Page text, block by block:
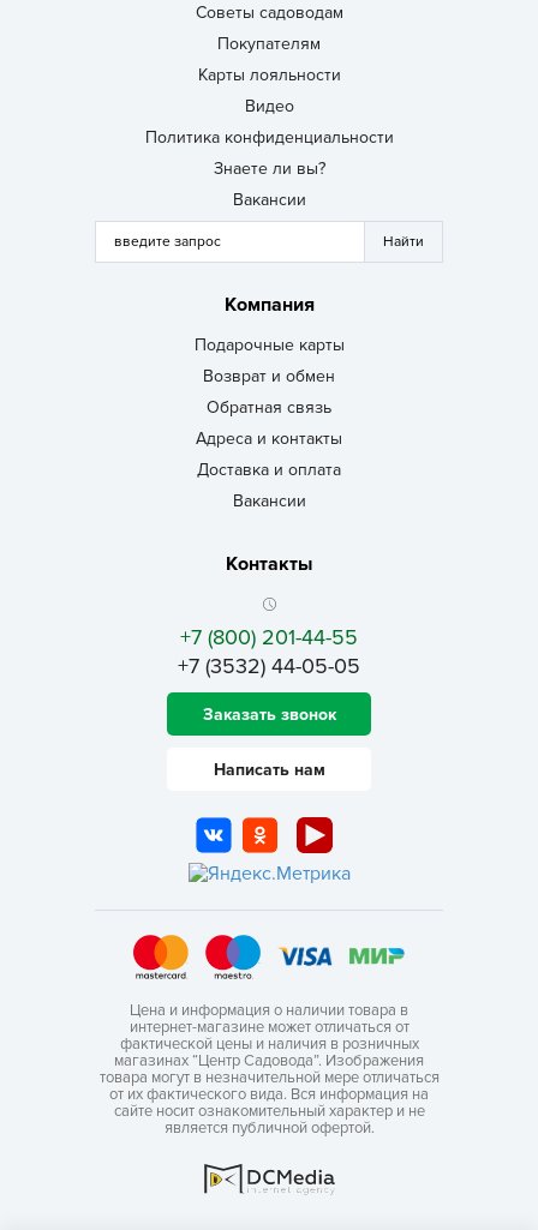
Советы садоводам
Покупателям
Карты лояльности
Видео
Политика конфиденциальности
Знаете ли вы?
Вакансии
Компания
Подарочные карты
Возврат и обмен
Обратная связь
Адреса и контакты
Доставка и оплата
Вакансии
Контакты
+7 (800) 201-44-55
+7 (3532) 44-05-05
Заказать звонок
Написать нам
Цена и информация о наличии товара в
интернет-магазине может отличаться от
фактической цены и наличия в розничных
магазинах “Центр Садовода”. Изображения
товара могут в незначительной мере отличаться
от их фактического вида. Вся информация на
сайте носит ознакомительный характер и не
является публичной офертой.